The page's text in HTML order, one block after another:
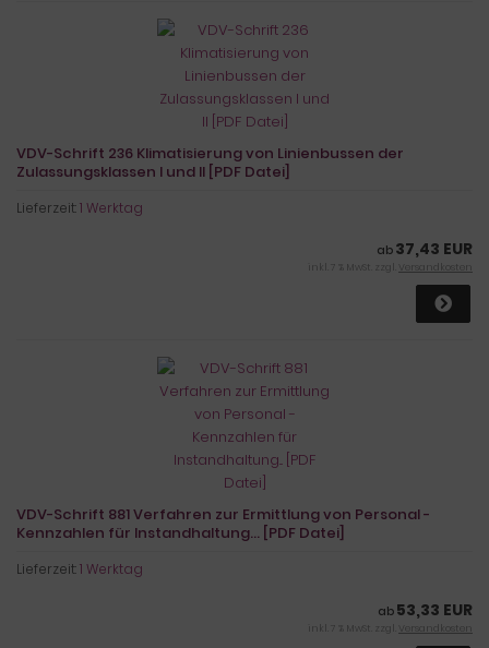
VDV-Schrift 236 Klimatisierung von Linienbussen der
Zulassungsklassen I und II [PDF Datei]
Lieferzeit:1 Werktag
ab 37,43 EUR
inkl. 7 % MwSt. zzgl. Versandkosten
VDV-Schrift 881 Verfahren zur Ermittlung von Personal -
Kennzahlen für Instandhaltung... [PDF Datei]
Lieferzeit:1 Werktag
ab 53,33 EUR
inkl. 7 % MwSt. zzgl. Versandkosten